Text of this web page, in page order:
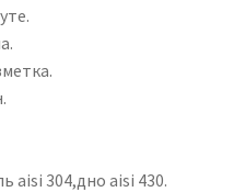
aisi 304,дно aisi 430.